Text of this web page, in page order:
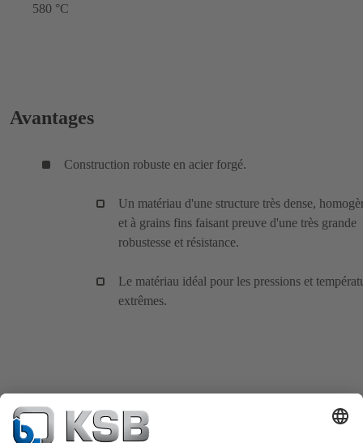
580 °C
Avantages
Construction robuste en acier forgé.
Un matériau d'une structure très dense,
et à grains fins faisant preuve d'une très grande
robustesse et résistance.
Le matériau idéal pour les pressions et
extrêmes.